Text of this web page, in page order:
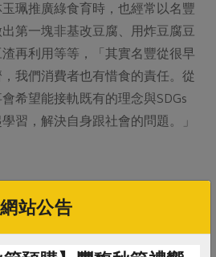
珮推廣綠食育時，也經常以名豐
第一塊非基改豆腐、用炸豆腐豆
再利用等等，「其實名豐從很早
我們消費者也有惜食的責任。從
希望能接軌既有的理念與SDGs
習，解決自身跟社會的問題。」
買力量一起發
網站公告